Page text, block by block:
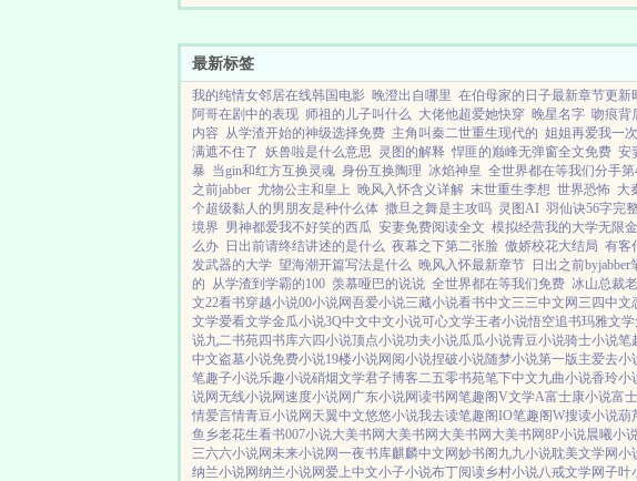
凄凉死去...
最新标签
我的纯情女邻居在线韩国电影 晚澄出自哪里 在伯母家的日子最新章节更新
阿哥在剧中的表现 师祖的儿子叫什么 大佬他超爱她快穿 晚星名字 吻痕背
内容 从学渣开始的神级选择免费 主角叫秦二世重生现代的 姐姐再爱我一
满遮不住了 妖兽啦是什么意思 灵图的解释 悍匪的巅峰无弹窗全文免费 安
暴 当gin和红方互换灵魂 身份互换陶理 冰焰神皇 全世界都在等我们分手第
之前jabber 尤物公主和皇上 晚风入怀含义详解 末世重生李想 世界恐怖 大
个超级黏人的男朋友是种什么体 撒旦之舞是主攻吗 灵图AI 羽仙诀56字完
境界 男神都爱我不好笑的西瓜 安妻免费阅读全文 模拟经营我的大学无限
么办 日出前请终结讲述的是什么 夜幕之下第二张脸 傲娇校花大结局 有客
发武器的大学 望海潮开篇写法是什么 晚风入怀最新章节 日出之前
的 从学渣到学霸的100 羡慕哑巴的说说 全世界都在等我们免费 冰山总裁
文22看书穿越小说00小说网吾爱小说三藏小说看书中文三三中文网 三四中文
文学爱看文学金瓜小说3Q中文中文小说可心文学王者小说悟空追书玛雅文学
说九二书苑四书库六四小说顶点小说功夫小说瓜瓜小说青豆小说骑士小说笔
中文盗墓小说免费小说19楼小说网阅小说捏破小说随梦小说第一版主爱去小
笔趣子小说乐趣小说硝烟文学君子博客二五零书苑笔下中文九曲小说香玲小
说网无线小说网速度小说网 广东小说网读书网笔趣阁V文学A富士康小说富
情爱言情青豆小说网 天翼中文悠悠小说我去读笔趣阁IO笔趣阁W搜读小说葫
鱼乡老花生看书007小说大美书网 大美书网 大美书网 大美书网8P小说晨曦小
三六六小说网未来小说网一夜书库麒麟中文网妙书阁 九九小说耽美文学网小
纳兰小说网纳兰小说网爱上中文小子小说布丁阅读乡村小说八戒文学网子叶